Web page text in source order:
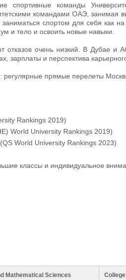
спортивные команды
командами ОАЭ, занимая
спортом для себя как
и тело и освоить новые навыки.
очень низкий. В Дубае и
и перспектива
прямые перелеты
Rankings 2019)
World University Rankings 2019)
World University Rankings 2023)
классы и индивидуальное
Mathematical Sciences